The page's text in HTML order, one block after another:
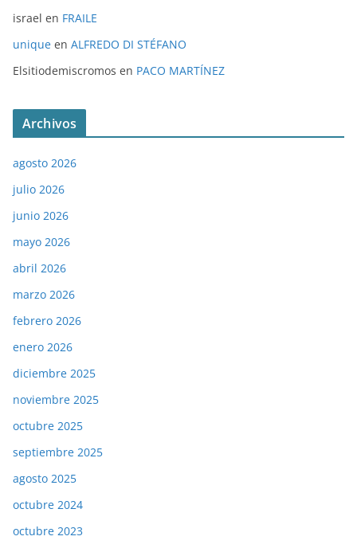
israel en FRAILE
unique en ALFREDO DI STÉFANO
Elsitiodemiscromos en PACO MARTÍNEZ
Archivos
agosto 2026
julio 2026
junio 2026
mayo 2026
abril 2026
marzo 2026
febrero 2026
enero 2026
diciembre 2025
noviembre 2025
octubre 2025
septiembre 2025
agosto 2025
octubre 2024
octubre 2023